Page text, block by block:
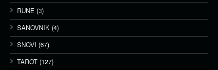
RUNE (3)
SANOVNIK (4)
SNOVI (67)
TAROT (127)